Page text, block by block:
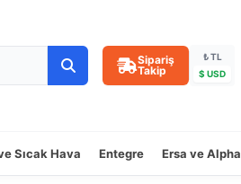
Sipariş
Takip
₺ TL
$ USD
Sıcak Hava Entegre Ersa ve Alpha